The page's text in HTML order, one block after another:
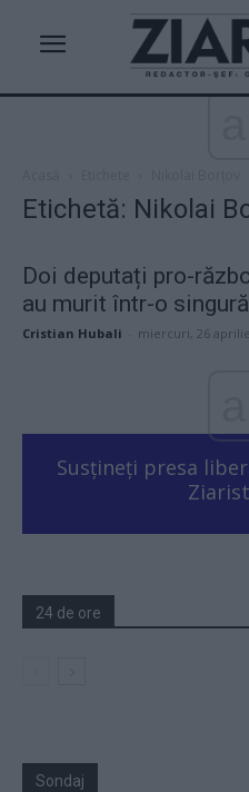
Etichetă: Nikolai
Doi deputați pro-
au murit într-o
Cristian Hubali miercuri, 26
Susțineți presa
24 de ore
Sondaj